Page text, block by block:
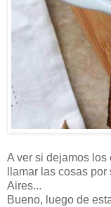
A ver si dejamos los
llamar las cosas
Aires...
Bueno, luego de